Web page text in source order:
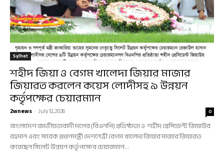
Sylhet
শহীদ জিয়া ও বেগম খালেদা জিয়ার মাজার
জিয়ারত করলেন কয়েস লোদীসহ ৯ উন্নয়ন
কর্তৃপক্ষের চেয়ারম্যান
2wnews -July 12, 2026 0
বাংলাদেশ জাতীয়তাবাদী দলের (বিএনপি) প্রতিষ্ঠাতা ও শহীদ প্রেসিডেন্ট জিয়াউর
রহমান এবং সাবেক প্রধানমন্ত্রী দেশনেত্রী বেগম খালেদা জিয়ার মাজার জিয়ারত
করেছেন সিলেট উন্নয়ন কর্তৃপক্ষের চেয়ারম্যান...